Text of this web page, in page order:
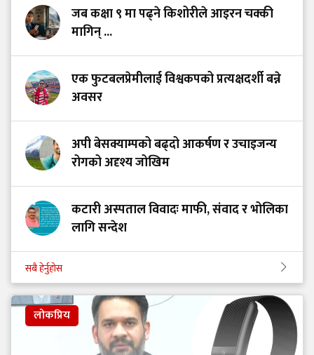
जब कक्षा ९ मा पढ्ने किशोरीले आइरन चक्की
मागिन् ...
एक फुटबलप्रेमीलाई विश्वकपको प्रत्यक्षदर्शी बन्ने
अवसर
अपी बेसक्याम्पको बढ्दो आकर्षण र उचाइजन्य
रोगको अदृश्य जोखिम
कटारी अस्पताल विवादः माफी, संवाद र भोलिका
लागि सन्देश
सबै हेर्नुहोस
लोकप्रिय